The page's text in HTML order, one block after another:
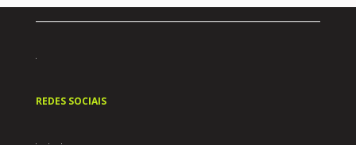
REDES SOCIAIS